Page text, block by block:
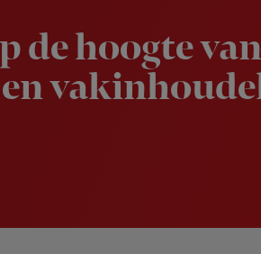
de hoogte